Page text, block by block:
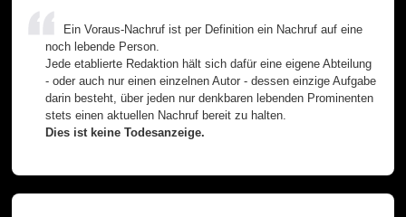
Ein Voraus-Nachruf ist per Definition ein Nachruf auf eine
noch lebende Person.
Jede etablierte Redaktion hält sich dafür eine eigene Abteilung
- oder auch nur einen einzelnen Autor - dessen einzige Aufgabe
darin besteht, über jeden nur denkbaren lebenden Prominenten
stets einen aktuellen Nachruf bereit zu halten.
Dies ist keine Todesanzeige.